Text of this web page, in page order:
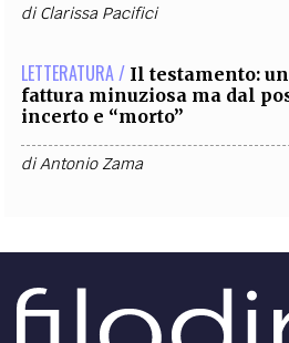
diClarissa Pacifici
LETTERATURA / Il testamento:
fattura minuziosa ma dal
incerto e “morto”
diAntonio Zama